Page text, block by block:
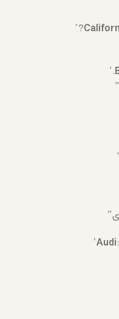
Audi